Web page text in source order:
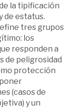
la tipificación
de estatus.
tres grupos
los
responden a
de peligrosidad
protección
(casos de
y un